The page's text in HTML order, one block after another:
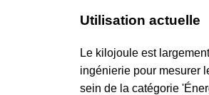
Utilisation actuelle
Le kilojoule est
ingénierie pour mesurer
sein de la catégorie